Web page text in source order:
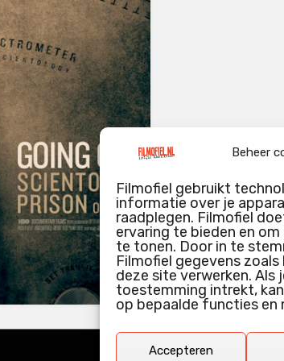
Beheer
Filmofiel gebruikt
informatie over je
raadplegen. Filmofiel
ervaring te bieden en
te tonen. Door in te
Filmofiel gegevens
deze site verwerken.
toestemming intrekt,
op bepaalde functies en
Accepteren